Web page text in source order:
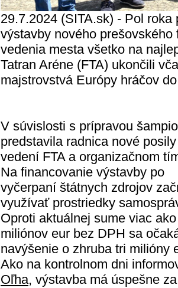
29.7.2024 (SITA.sk) - Pol
výstavby nového
vedenia mesta všetko na
Tatran Aréne (FTA) ukončili
majstrovstvá Európy hráčov
V súvislosti s prípravou
predstavila radnica nové
vedení FTA a organizačnom
Na financovanie výstavby po
vyčerpaní štátnych zdrojov
využívať prostriedky
Oproti aktuálnej sume viac
miliónov eur bez DPH sa
navýšenie o zhruba tri milióny
Ako na kontrolnom dni
Oľha, výstavba má úspešne